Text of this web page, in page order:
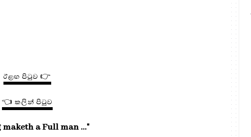
ඊළඟ පිටුව 👉
👈 කලින් පිටුව
maketh a Full man ..."